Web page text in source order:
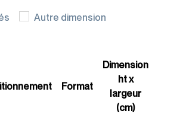
Autre dimension
Format
Dimension
ht x
largeur
(cm)